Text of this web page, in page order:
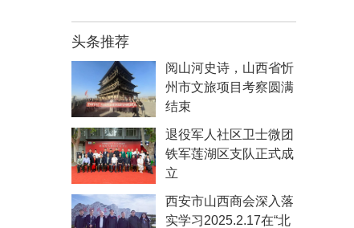
头条推荐
阅山河史诗，山西省忻
州市文旅项目考察圆满
结束
退役军人社区卫士微团
铁军莲湖区支队正式成
立
西安市山西商会深入落
实学习2025.2.17在“北